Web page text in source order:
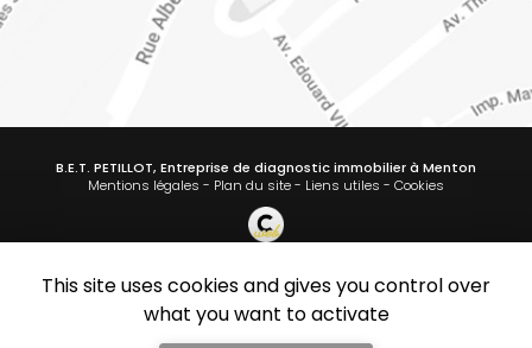
B.E.T. PETILLOT, Entreprise de diagnostic immobilier à Menton
Mentions légales - Plan du site- Liens utiles - Cookies
Demande de Devis
Secteur- En savoir +
This site uses cookies and gives you control over
what you want to activate